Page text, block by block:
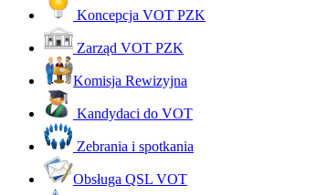
Koncepcja VOT PZK
Zarząd VOT PZK
Komisja Rewizyjna
Kandydaci do VOT
Zebrania i spotkania
Obsługa QSL VOT